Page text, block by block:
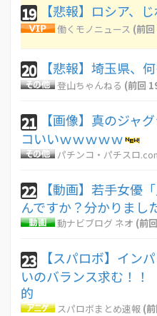
19 【悲報】ロシア、
働くモノニュース (前
20 【悲報】埼玉県、
登山ちゃんねる (前回
21
【画像】真のジャ
コいいｗｗｗｗｗ
パチンコ・パチスロ
22
【動画】若手女優
んですか？分かりまし
動ナビブログ ネオ (前
23
【スパロボ】イン
いのバランス求む！
的
スパロボまとめ速報 (